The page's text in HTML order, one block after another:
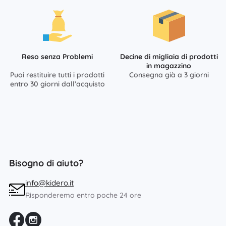
Reso senza Problemi
Puoi restituire tutti i prodotti
entro 30 giorni dall’acquisto
Decine di migliaia di prodotti
in magazzino
Consegna già a 3 giorni
Bisogno di aiuto?
info@kidero.it
Risponderemo entro poche 24 ore